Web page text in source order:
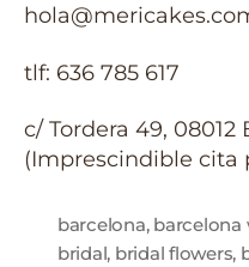
tlf: 636 785 617
c/ Tordera 49, 08012
(Imprescindible cita
barcelona, barcelona
bridal, bridal flowers,